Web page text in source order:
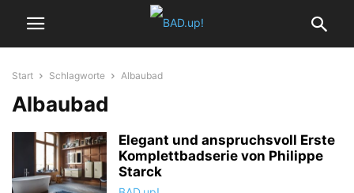
Start Schlagworte Albaubad
Albaubad
Elegant und anspruchsvoll Erste
Komplettbadserie von Philippe
Starck